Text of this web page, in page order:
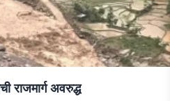
राजमार्ग अवरुद्ध